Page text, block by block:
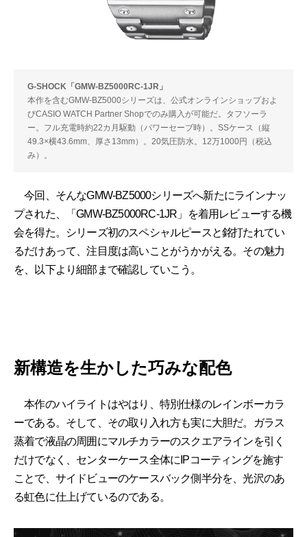
G-SHOCK「GMW-BZ5000RC-1JR」
本作を含むGMW-BZ5000シリーズは、公式オンラインショップおよ
びCASIO WATCH Partner Shopでのみ購入が可能だ。タフソーラ
ー。フル充電時約22カ月駆動（パワーセーブ時）。SSケース（縦
49.3×横43.6mm、厚さ13mm）。20気圧防水。12万1000円（税込
み）。
今回、そんなGMW-BZ5000シリーズへ新たにラインナッ
プされた、「GMW-BZ5000RC-1JR」を着用レビューする機
会を得た。シリーズ初のスペシャルピースと銘打たれてい
るだけあって、注目度は高いことがうかがえる。その魅力
を、以下より細部まで確認していこう。
新構造を生かした巧みな配色
本作のハイライトはやはり、特別仕様のレインボーカラ
ーである。そして、その取り入れ方も実に大胆だ。ガラス
蒸着で液晶の周囲にマルチカラーのスクエアラインを引く
だけでなく、センターケース全体にIPコーティングを施す
ことで、サイドビューのケースバック側半分を、光沢のあ
る虹色に仕上げているのである。